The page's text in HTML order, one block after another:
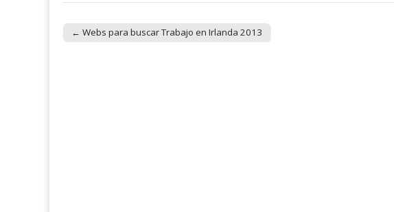
← Webs para buscar Trabajo en Irlanda 2013